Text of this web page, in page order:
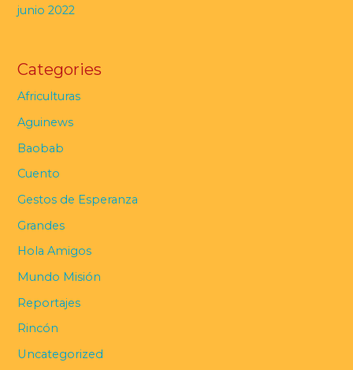
junio 2022
Categories
Africulturas
Aguinews
Baobab
Cuento
Gestos de Esperanza
Grandes
Hola Amigos
Mundo Misión
Reportajes
Rincón
Uncategorized